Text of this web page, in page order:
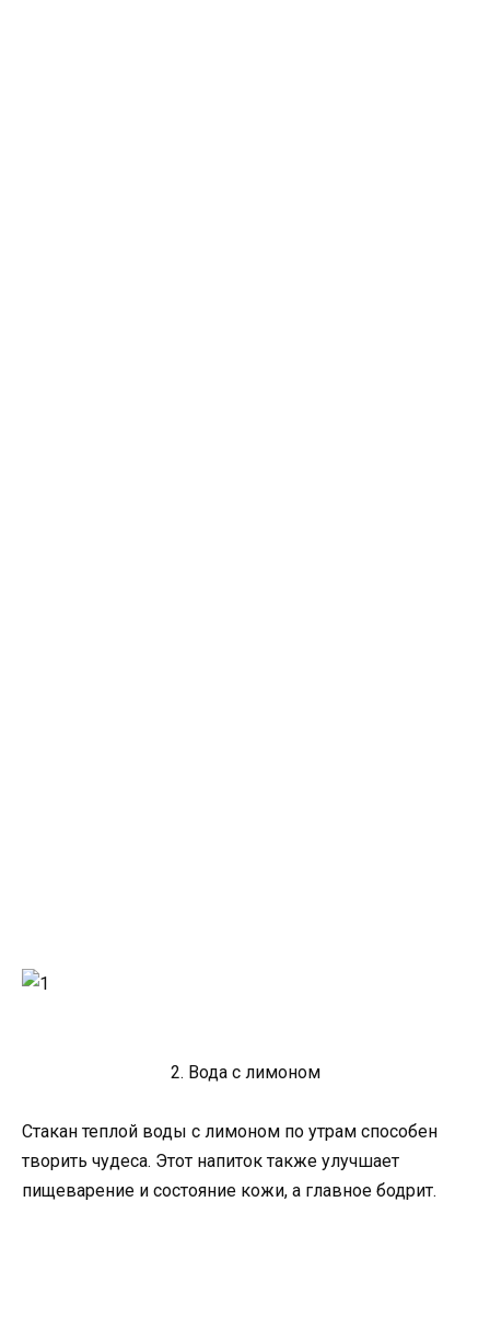
2. Вода с лимоном
Стакан теплой воды с лимоном по утрам способен
творить чудеса. Этот напиток также улучшает
пищеварение и состояние кожи, а главное бодрит.